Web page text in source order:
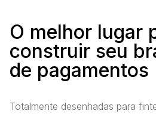
O melhor lugar
construir seu
de pagamentos
Totalmente desenhadas para